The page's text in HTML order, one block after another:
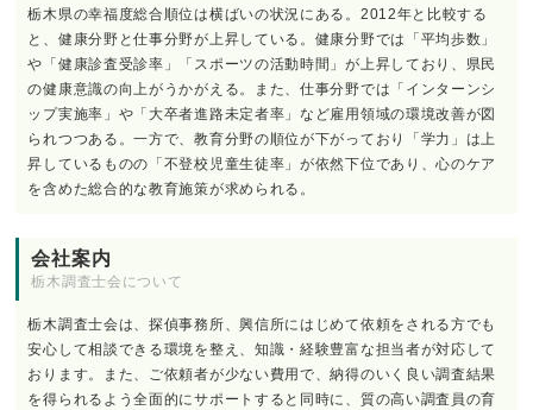
栃木県の幸福度総合順位は横ばいの状況にある。2012年と比較する
と、健康分野と仕事分野が上昇している。健康分野では「平均歩数」
や「健康診査受診率」「スポーツの活動時間」が上昇しており、県民
の健康意識の向上がうかがえる。また、仕事分野では「インターンシ
ップ実施率」や「大卒者進路未定者率」など雇用領域の環境改善が図
られつつある。一方で、教育分野の順位が下がっており「学力」は上
昇しているものの「不登校児童生徒率」が依然下位であり、心のケア
を含めた総合的な教育施策が求められる。
会社案内
栃木調査士会について
栃木調査士会は、探偵事務所、興信所にはじめて依頼をされる方でも
安心して相談できる環境を整え、知識・経験豊富な担当者が対応して
おります。また、ご依頼者が少ない費用で、納得のいく良い調査結果
を得られるよう全面的にサポートすると同時に、質の高い調査員の育